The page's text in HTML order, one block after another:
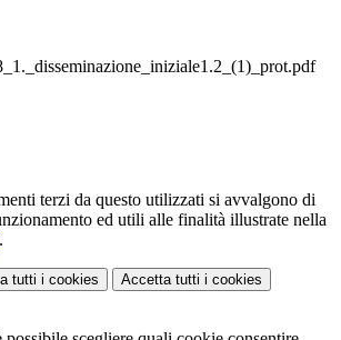
terzi da questo utilizzati si avvalgono di
ed utili alle finalità illustrate nella
.
tutti i cookies Accetta tutti i cookies